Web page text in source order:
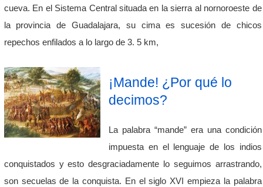
cueva. En el Sistema Central situada en la sierra al nornoroeste de
la provincia de Guadalajara, su cima es sucesión de chicos
repechos enfilados a lo largo de 3. 5 km,
¡Mande! ¿Por qué lo
decimos?
La palabra “mande” era una condición
impuesta en el lenguaje de los indios
conquistados y esto desgraciadamente lo seguimos arrastrando,
son secuelas de la conquista. En el siglo XVI empieza la palabra